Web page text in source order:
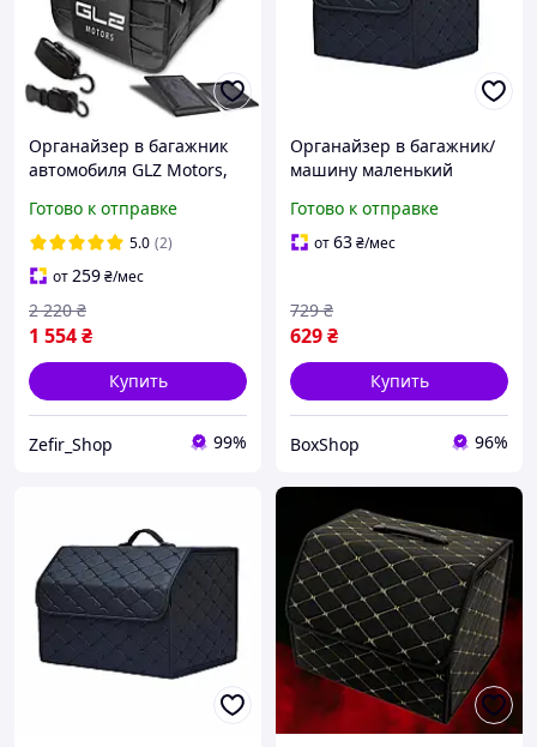
Органайзер в багажник
автомобиля GLZ Motors,
Органайзер в машину
Готово к отправке
5.0 (2)
от259₴/мес
1 554₴
2 220 ₴
Купить
Zefir_Shop 99%
Органайзер в багажник/
машину маленький
Trunk Box черный (GS-
154731)
Готово к отправке
от63₴/мес
629₴
729 ₴
Купить
BoxShop 96%